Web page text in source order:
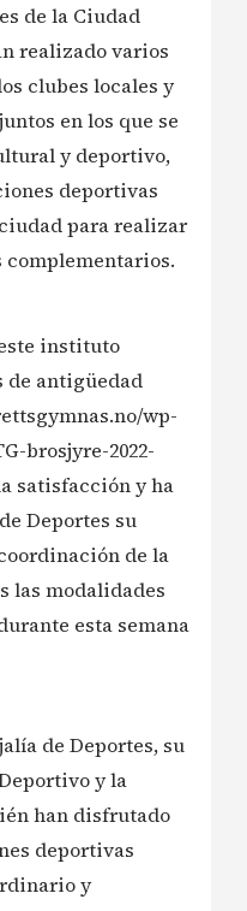
de la Ciudad
realizado varios
clubes locales y
en los que se
y deportivo,
deportivas
para realizar
instituto
de antigüedad
wp-
brosjyre-2022-
satisfacción y ha
Deportes su
de la
las modalidades
esta semana
de Deportes, su
y la
han disfrutado
deportivas
y